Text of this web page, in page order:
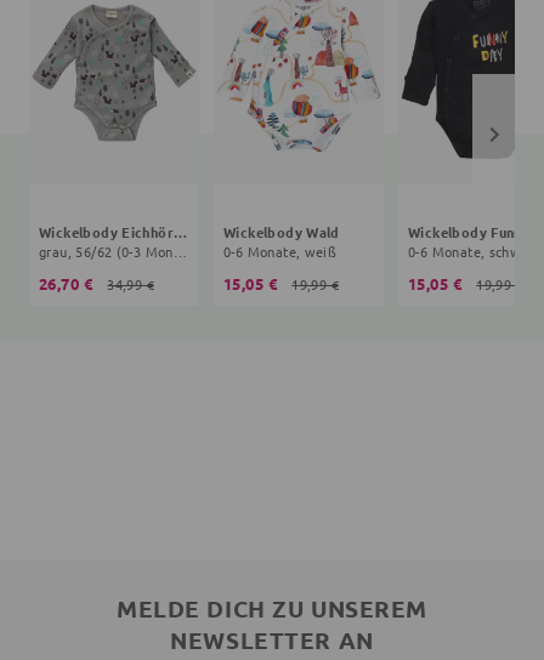
Wickelbody Eichhörnchen
grau, 56/62 (0-3 Monate)
26,70 € 34,99 €
Wickelbody Wald
0-6 Monate, weiß
15,05 € 19,99 €
0-6 Monate, schwarz
15,05 € 19,99 €
MELDE DICH ZU UNSEREM
NEWSLETTER AN